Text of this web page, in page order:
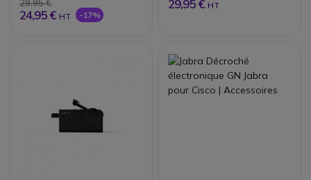
29,95 €
24,95 € HT -17%
29,95 € HT